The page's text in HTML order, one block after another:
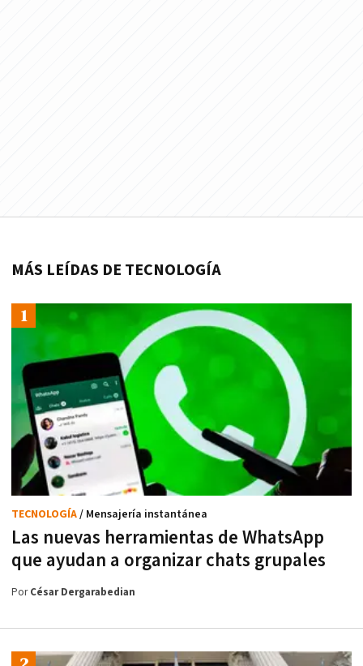
MÁS LEÍDAS DE TECNOLOGÍA
Las nuevas herramientas de WhatsApp
que ayudan a organizar chats grupales
TECNOLOGÍA/ Mensajería instantánea
PorCésar Dergarabedian